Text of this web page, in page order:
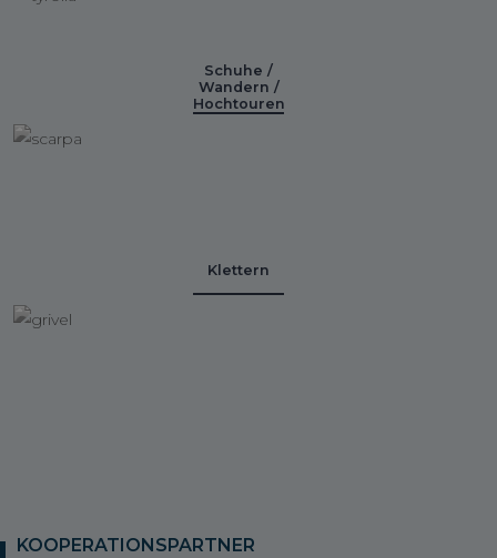
Schuhe /
Wandern /
Hochtouren
Klettern
KOOPERATIONSPARTNER